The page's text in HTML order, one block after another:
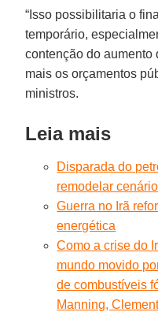
“Isso possibilitaria o
temporário,
contenção do aumento
mais os orçamentos
ministros.
Leia mais
Disparada do
remodelar
Guerra no Irã
energética
Como a crise do
mundo movido
de combustíveis
Manning,